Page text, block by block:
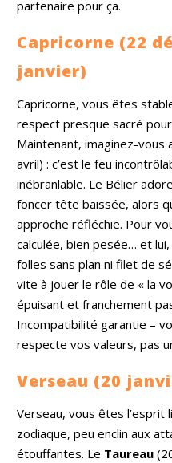
partenaire pour ça.
Capricorne (22
janvier)
Capricorne, vous êtes
respect presque sacré
Maintenant, imaginez-vous
avril) : c’est le feu
inébranlable. Le Bélier
foncer tête baissée, alors
approche réfléchie. Pour
calculée, bien pesée… et
folles sans plan ni filet de
vite à jouer le rôle de « la
épuisant et franchement
Incompatibilité garantie –
respecte vos valeurs, pas
Verseau (20
Verseau, vous êtes l’esprit
zodiaque, peu enclin aux
étouffantes. Le Taureau